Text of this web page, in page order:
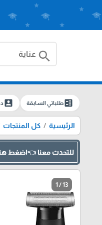
search
ballotطلباتي السابقة account_box
الرئيسية كل المنتجات
للتحدث معنا 👈اضغط
1 / 13